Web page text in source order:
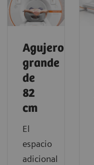
Agujero
grande
de
82
cm
El
espacio
adicional